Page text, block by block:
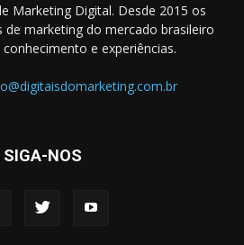
Marketing Digital. Desde 2015 os
marketing do mercado brasileiro
e experiências.
SIGA-NOS